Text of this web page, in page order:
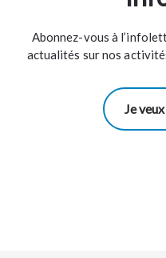
Abonnez-vous à
actualités sur nos
Je